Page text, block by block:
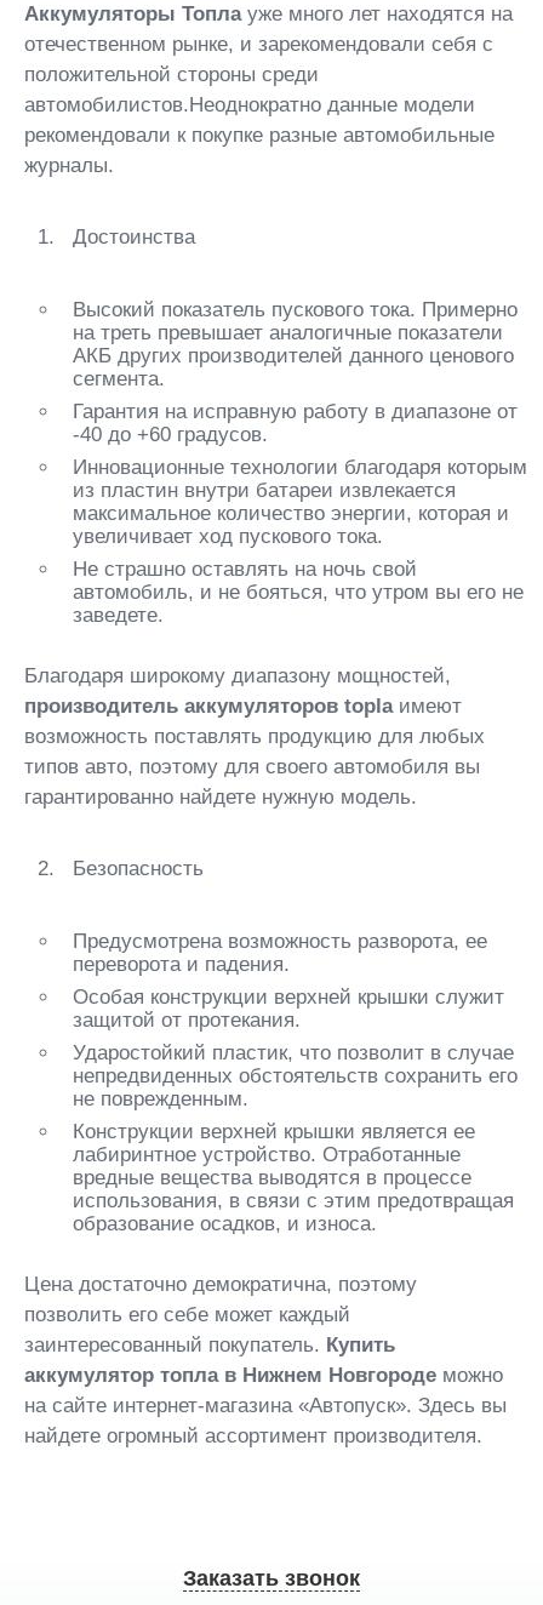
Аккумуляторы Топлауже много лет находятся на
отечественном рынке, и зарекомендовали себя с
положительной стороны среди
автомобилистов.Неоднократно данные модели
рекомендовали к покупке разные автомобильные
журналы.
Достоинства
Высокий показатель пускового тока. Примерно
на треть превышает аналогичные показатели
АКБ других производителей данного ценового
сегмента.
Гарантия на исправную работу в диапазоне от
-40 до +60 градусов.
Инновационные технологии благодаря которым
из пластин внутри батареи извлекается
максимальное количество энергии, которая и
увеличивает ход пускового тока.
Не страшно оставлять на ночь свой
автомобиль, и не бояться, что утром вы его не
заведете.
Благодаря широкому диапазону мощностей,
производитель аккумуляторов toplaимеют
возможность поставлять продукцию для любых
типов авто, поэтому для своего автомобиля вы
гарантированно найдете нужную модель.
Безопасность
Предусмотрена возможность разворота, ее
переворота и падения.
Особая конструкции верхней крышки служит
защитой от протекания.
Ударостойкий пластик, что позволит в случае
непредвиденных обстоятельств сохранить его
не поврежденным.
Конструкции верхней крышки является ее
лабиринтное устройство. Отработанные
вредные вещества выводятся в процессе
использования, в связи с этим предотвращая
образование осадков, и износа.
Цена достаточно демократична, поэтому
позволить его себе может каждый
заинтересованный покупатель. Купить
аккумулятор топла в Нижнем Новгороде можно
на сайте интернет-магазина «Автопуск». Здесь вы
найдете огромный ассортимент производителя.
Заказать звонок